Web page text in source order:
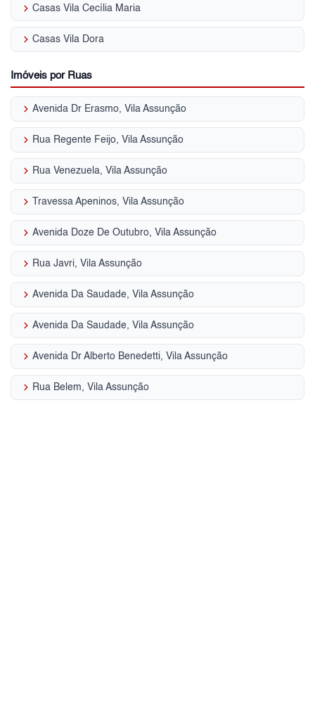
keyboard_arrow_right Casas Vila Cecília Maria
keyboard_arrow_right Casas Vila Dora
Imóveis por Ruas
keyboard_arrow_right Avenida Dr Erasmo, Vila Assunção
keyboard_arrow_right Rua Regente Feijo, Vila Assunção
keyboard_arrow_right Rua Venezuela, Vila Assunção
keyboard_arrow_right Travessa Apeninos, Vila Assunção
keyboard_arrow_right Avenida Doze De Outubro, Vila Assunção
keyboard_arrow_right Rua Javri, Vila Assunção
keyboard_arrow_right Avenida Da Saudade, Vila Assunção
keyboard_arrow_right Avenida Da Saudade, Vila Assunção
keyboard_arrow_right Avenida Dr Alberto Benedetti, Vila Assunção
keyboard_arrow_right Rua Belem, Vila Assunção